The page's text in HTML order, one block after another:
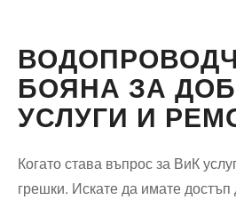
БОЯНА ЗА
УСЛУГИ И
Когато става въпрос за ВиК
грешки. Искате да имате